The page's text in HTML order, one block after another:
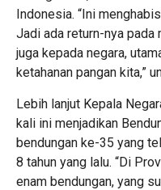
Indonesia. “Ini
Jadi ada return-nya pada
juga kepada negara,
ketahanan pangan kita,”
Lebih lanjut Kepala
kali ini menjadikan
bendungan ke-35 yang
8 tahun yang lalu. “Di
enam bendungan, yang